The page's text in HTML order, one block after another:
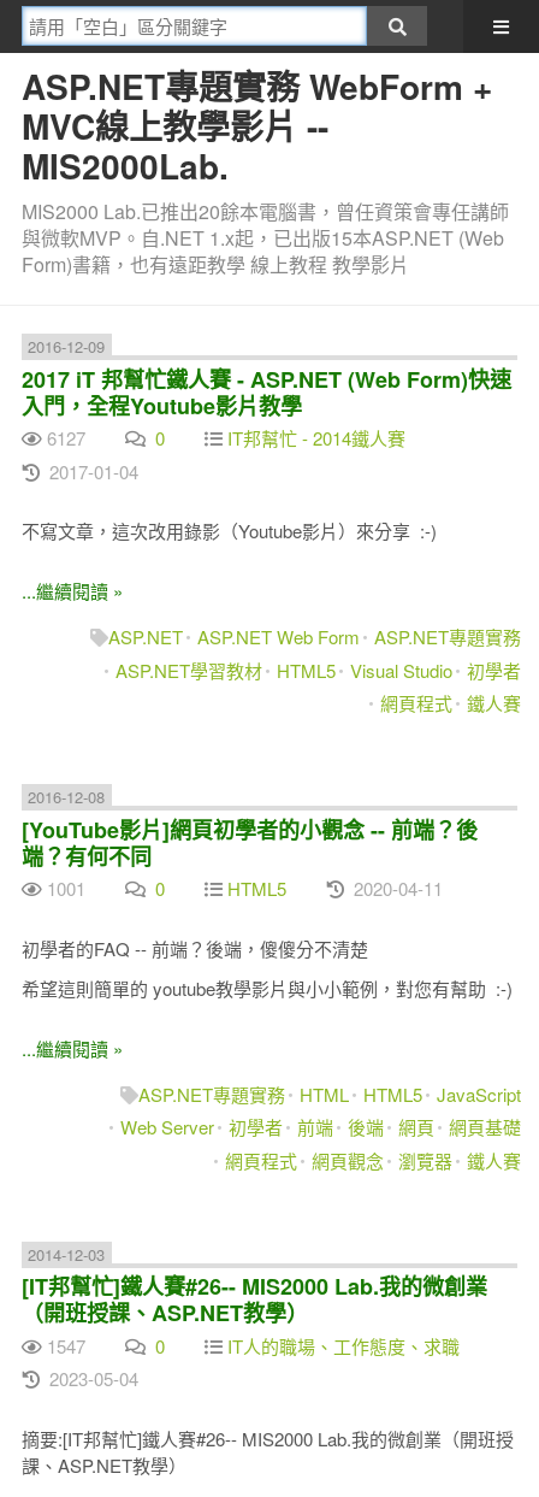
ASP.NET專題實務 WebForm +
MVC線上教學影片 --
MIS2000Lab.
MIS2000 Lab.已推出20餘本電腦書，曾任資策會專任講師
與微軟MVP。自.NET 1.x起，已出版15本ASP.NET (Web
Form)書籍，也有遠距教學 線上教程 教學影片
2016-12-09
2017 iT 邦幫忙鐵人賽 - ASP.NET (Web Form)快速
入門，全程Youtube影片教學
6127 0
IT邦幫忙 - 2014鐵人賽
2017-01-04
不寫文章，這次改用錄影（Youtube影片）來分享 :-)
...繼續閱讀 »
ASP.NET ASP.NET Web Form
ASP.NET專題實務
ASP.NET學習教材
HTML5 Visual Studio 初學者
網頁程式 鐵人賽
2016-12-08
[YouTube影片]網頁初學者的小觀念 -- 前端？後
端？有何不同
1001 0 HTML5 2020-04-11
初學者的FAQ -- 前端？後端，傻傻分不清楚
希望這則簡單的 youtube教學影片與小小範例，對您有幫助 :-)
...繼續閱讀 »
ASP.NET專題實務
HTML HTML5 JavaScript
Web Server 初學者 前端 後端 網頁
網頁基礎
網頁程式 網頁觀念 瀏覽器 鐵人賽
2014-12-03
[IT邦幫忙]鐵人賽#26-- MIS2000 Lab.我的微創業
（開班授課、ASP.NET教學）
1547 0
IT人的職場、工作態度、求職
2023-05-04
摘要:[IT邦幫忙]鐵人賽#26-- MIS2000 Lab.我的微創業（開班授
課、ASP.NET教學）